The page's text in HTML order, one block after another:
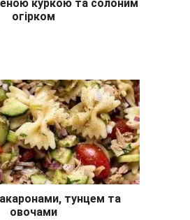
куркою та солоним
огірком
тунцем та
овочами